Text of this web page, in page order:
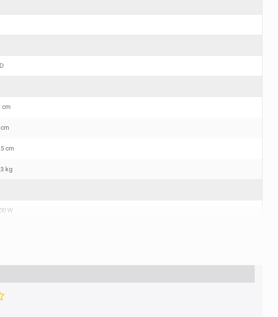
cm
cm
kg
W